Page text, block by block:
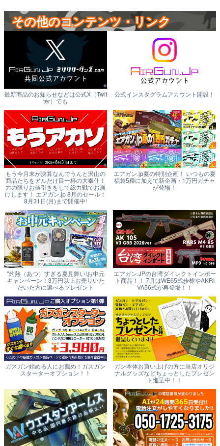
その他のコンテンツ・リンク
最新商品のお知らせなどは公式X（Twit
ter）でも
公式インスタグラムアカウント開設！
もう今月末が決算なんでうんと沢山の
商品たちをアルだけ目一杯の大奉仕！
力の限りお値引きをして総力戦でお届
けします！ エアガン.jp 8月のセール！
8月31日(月)まで開催中!
エアガン.jp夏の特別企画！ いつもの夏
福袋5種に加えて新企画・1万円ガチャ
が登場！
"灼熱（あつ）すぎる夏見舞い!お中元
キャンペーン！3万円以上お売りいた
だいた方に選べるプレゼント
エアガン.JPの台湾ダイレクトインポー
ト商品！！ 7月はWE65式歩槍やAKRI
VA56式が再登場！！
ガスガン始める人にお薦め！ガスガン
スターターオプション！！
ガン本体お買い上げの方に当店オリジ
ナルグッズなどちょっとしたプレゼン
ト進呈中！！